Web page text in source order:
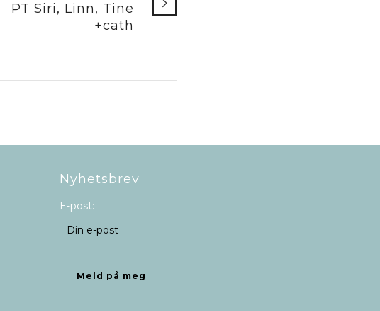
PT Siri, Linn, Tine
+cath
Nyhetsbrev
E-post: